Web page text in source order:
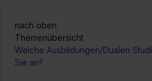
nach oben
Themenübersicht
Welche Ausbildungen/Dualen
Sie an?